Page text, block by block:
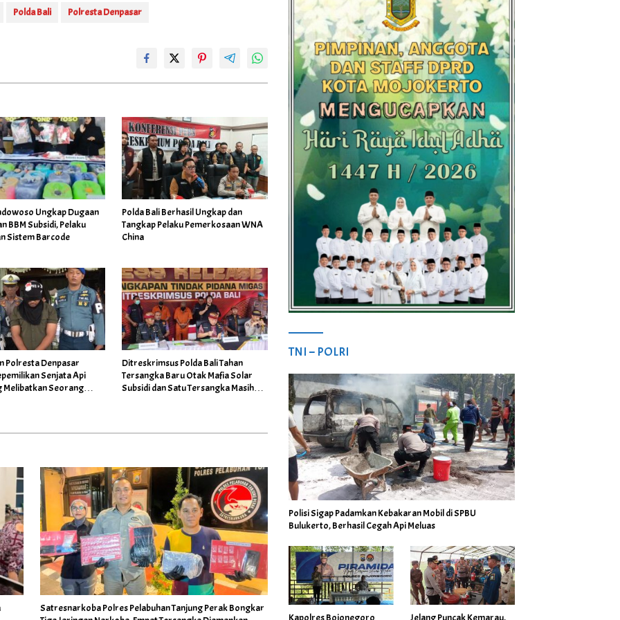
Polda Bali Polresta Denpasar
Ungkap Dugaan
BBM Subsidi, Pelaku
Sistem Barcode
Polda Bali Berhasil Ungkap dan
Tangkap Pelaku Pemerkosaan WNA
China
Polresta Denpasar
Senjata Api
Melibatkan Seorang
Ditreskrimsus Polda Bali Tahan
Tersangka Baru Otak Mafia Solar
Subsidi dan Satu Tersangka Masih
Satresnarkoba Polres Pelabuhan Tanjung Perak Bongkar
TNI – POLRI
Polisi Sigap Padamkan Kebakaran Mobil di SPBU
Bulukerto, Berhasil Cegah Api Meluas
Kapolres Bojonegoro Jelang Puncak Kemarau,